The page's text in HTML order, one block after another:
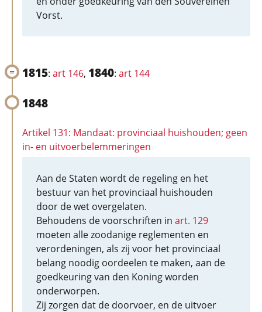
Vorst.
1815: art 146, 1840: art 144
1848
Artikel 131: Mandaat: provinciaal huishouden; geen
in- en uitvoerbelemmeringen
Aan de Staten wordt de regeling en het
bestuur van het provinciaal huishouden
door de wet overgelaten.
Behoudens de voorschriften in art. 129
moeten alle zoodanige reglementen en
verordeningen, als zij voor het provinciaal
belang noodig oordeelen te maken, aan de
goedkeuring van den Koning worden
onderworpen.
Zij zorgen dat de doorvoer, en de uitvoer